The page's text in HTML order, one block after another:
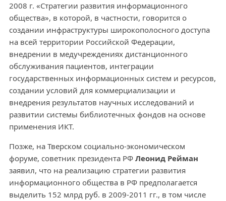
2008 г. «Стратегии развития информационного
общества», в которой, в частности, говорится о
создании инфраструктуры широкополосного доступа
на всей территории Российской Федерации,
внедрении в медучреждениях дистанционного
обслуживания пациентов, интеграции
государственных информационных систем и ресурсов,
создании условий для коммерциализации и
внедрения результатов научных исследований и
развитии системы библиотечных фондов на основе
применения ИКТ.
Позже, на Тверском социально-экономическом
форуме, советник президента РФ Леонид Рейман
заявил, что на реализацию стратегии развития
информационного общества в РФ предполагается
выделить 152 млрд руб. в 2009-2011 гг., в том числе